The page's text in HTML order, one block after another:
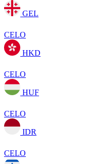
GEL
CELO
HKD
CELO
HUF
CELO
IDR
CELO